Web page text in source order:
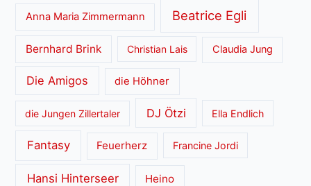
Anna Maria Zimmermann Beatrice Egli
Bernhard Brink Christian Lais Claudia Jung
Die Amigos die Höhner
die Jungen Zillertaler DJ Ötzi Ella Endlich
Fantasy Feuerherz Francine Jordi
Hansi Hinterseer Heino